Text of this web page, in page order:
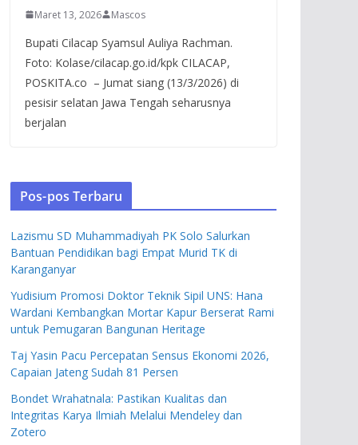
Maret 13, 2026 Mascos
Bupati Cilacap Syamsul Auliya Rachman.
Foto: Kolase/cilacap.go.id/kpk CILACAP,
POSKITA.co – Jumat siang (13/3/2026) di
pesisir selatan Jawa Tengah seharusnya
berjalan
Pos-pos Terbaru
Lazismu SD Muhammadiyah PK Solo Salurkan
Bantuan Pendidikan bagi Empat Murid TK di
Karanganyar
Yudisium Promosi Doktor Teknik Sipil UNS: Hana
Wardani Kembangkan Mortar Kapur Berserat Rami
untuk Pemugaran Bangunan Heritage
Taj Yasin Pacu Percepatan Sensus Ekonomi 2026,
Capaian Jateng Sudah 81 Persen
Bondet Wrahatnala: Pastikan Kualitas dan
Integritas Karya Ilmiah Melalui Mendeley dan
Zotero